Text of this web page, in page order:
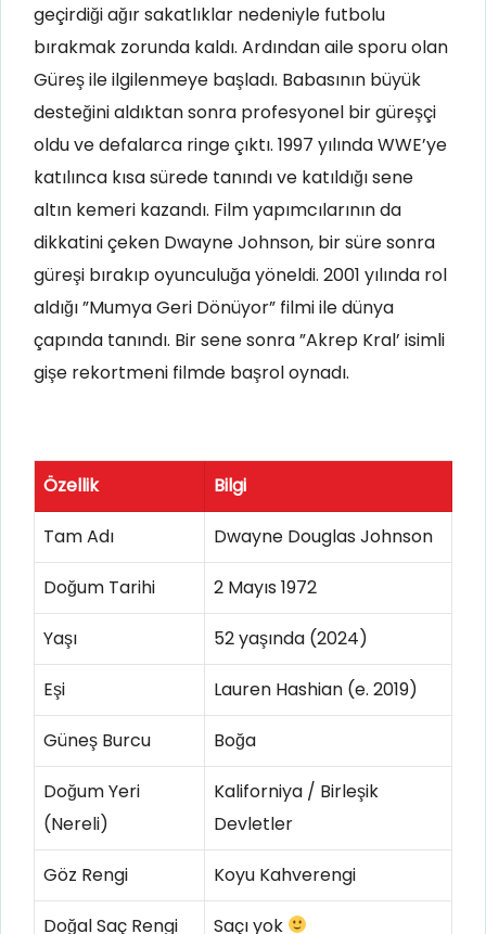
geçirdiği ağır sakatlıklar nedeniyle futbolu
bırakmak zorunda kaldı. Ardından aile sporu olan
Güreş ile ilgilenmeye başladı. Babasının büyük
desteğini aldıktan sonra profesyonel bir güreşçi
oldu ve defalarca ringe çıktı. 1997 yılında WWE’ye
katılınca kısa sürede tanındı ve katıldığı sene
altın kemeri kazandı. Film yapımcılarının da
dikkatini çeken Dwayne Johnson, bir süre sonra
güreşi bırakıp oyunculuğa yöneldi. 2001 yılında rol
aldığı ”Mumya Geri Dönüyor” filmi ile dünya
çapında tanındı. Bir sene sonra ”Akrep Kral’ isimli
gişe rekortmeni filmde başrol oynadı.
Özellik Bilgi
Tam Adı Dwayne Douglas Johnson
Doğum Tarihi 2 Mayıs 1972
Yaşı 52 yaşında (2024)
Eşi Lauren Hashian (e. 2019)
Güneş Burcu Boğa
Doğum Yeri
(Nereli)
Kaliforniya / Birleşik
Devletler
Göz Rengi Koyu Kahverengi
Doğal Saç Rengi Saçı yok